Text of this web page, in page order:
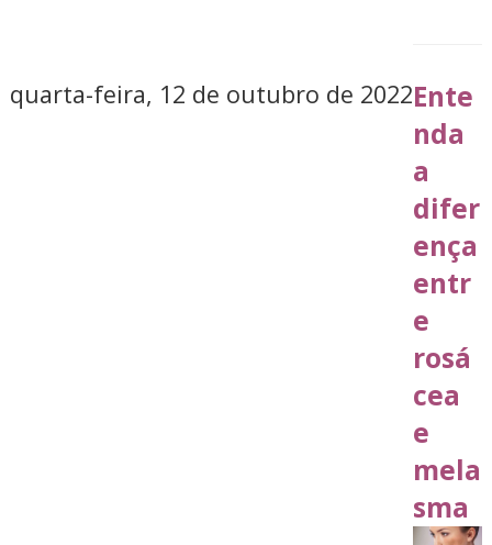
quarta-feira, 12 de outubro de 2022Ente
nda
a
difer
ença
entr
e
rosá
cea
e
mela
sma